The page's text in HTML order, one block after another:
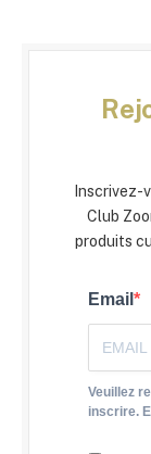
Inscrivez-
Club
produits
Email
Veuillez
inscrire.